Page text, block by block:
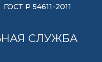
ГОСТ Р 54611-2011
СЛУЖБА